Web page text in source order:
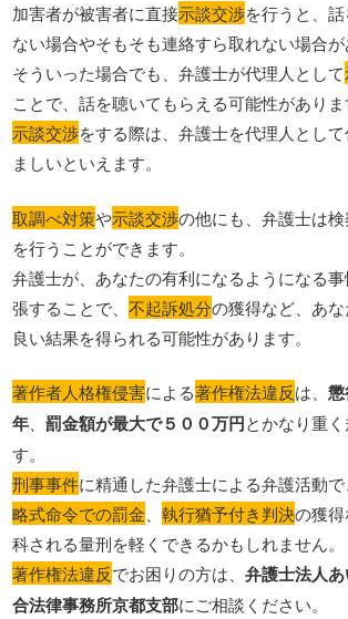
加害者が被害者に直接示談交渉を行うと、
ない場合やそもそも連絡すら取れない場合が
そういった場合でも、弁護士が代理人として
ことで、話を聴いてもらえる可能性がありま
示談交渉をする際は、弁護士を代理人とし
ましいといえます。
取調べ対策や示談交渉の他にも、弁護士は
を行うことができます。
弁護士が、あなたの有利になるようになる
張することで、不起訴処分の獲得など、あ
良い結果を得られる可能性があります。
著作者人格権侵害による著作権法違反は、
年、罰金額が最大で５００万円とかなり重
す。
刑事事件に精通した弁護士による弁護活動
略式命令での罰金、執行猶予付き判決の獲
科される量刑を軽くできるかもしれません。
著作権法違反でお困りの方は、弁護士法人
合法律事務所京都支部にご相談ください。